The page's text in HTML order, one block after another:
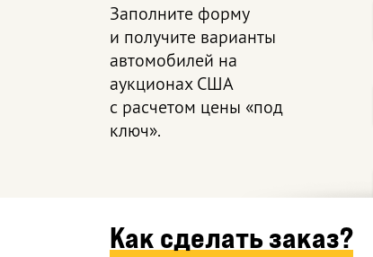
Заполните форму
и получите варианты
автомобилей на
аукционах США
с расчетом цены «под
ключ».
Как сделать заказ?